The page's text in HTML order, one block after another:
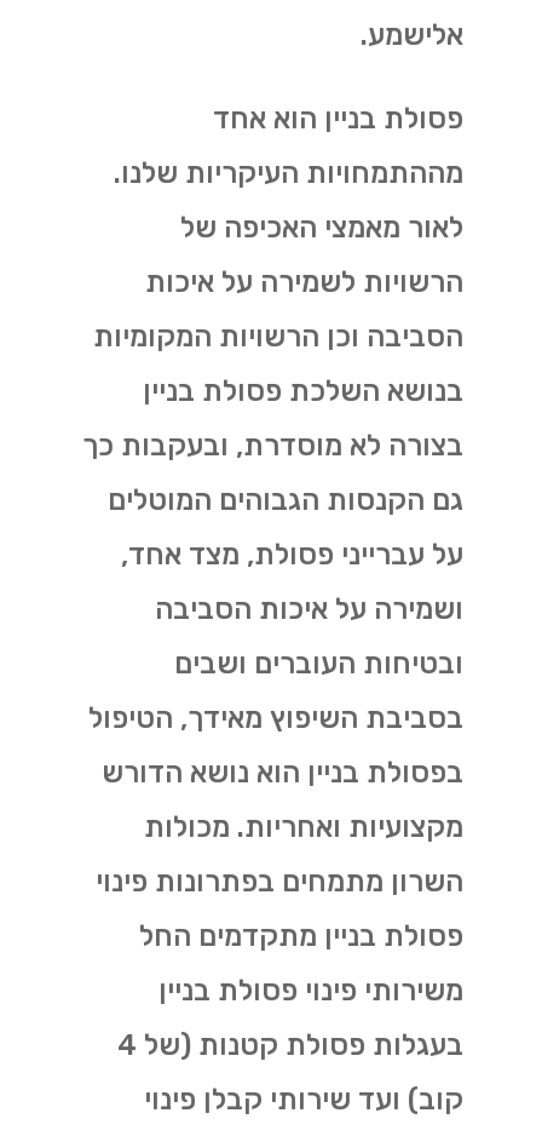
אלישמע.
פסולת בניין הוא אחד
מההתמחויות העיקריות שלנו.
לאור מאמצי האכיפה של
הרשויות לשמירה על איכות
הסביבה וכן הרשויות המקומיות
בנושא השלכת פסולת בניין
בצורה לא מוסדרת, ובעקבות כך
גם הקנסות הגבוהים המוטלים
על עברייני פסולת, מצד אחד,
ושמירה על איכות הסביבה
ובטיחות העוברים ושבים
בסביבת השיפוץ מאידך, הטיפול
בפסולת בניין הוא נושא הדורש
מקצועיות ואחריות. מכולות
השרון מתמחים בפתרונות פינוי
פסולת בניין מתקדמים החל
משירותי פינוי פסולת בניין
בעגלות פסולת קטנות (של 4
קוב) ועד שירותי קבלן פינוי